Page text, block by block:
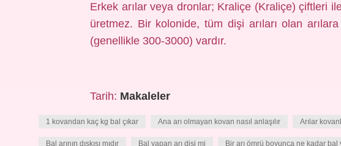
Erkek arılar veya dronlar; Kraliçe (Kraliçe) çiftleri
üretmez. Bir kolonide, tüm dişi arıları olan
(genellikle 300-3000) vardır.
Tarih: Makaleler
1 kovandan kaç kg bal çıkar Ana arı olmayan kovan nasıl anlaşılır Arılar
Bal arının dışkısı mıdır Bal yapan arı dişi mi Bir arı ömrü boyunca ne kadar bal